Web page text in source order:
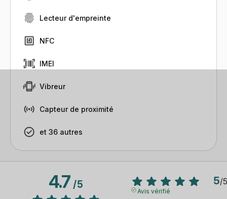
Lecteur d'empreinte
NFC
IMEI
Vibreur
Capteur de proximité
et 36 autres
4.7/5 5/5
Avis vérifié